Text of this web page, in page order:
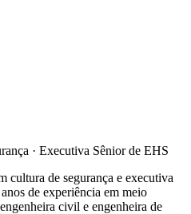
· Executiva Sênior de EHS
cultura de segurança e executiva
de experiência em meio
civil e engenheira de